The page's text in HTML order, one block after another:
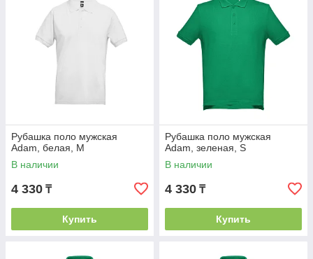
Рубашка поло мужская
Adam, белая, M
В наличии
4 330 ₸
Купить
Рубашка поло мужская
Adam, зеленая, S
В наличии
4 330 ₸
Купить